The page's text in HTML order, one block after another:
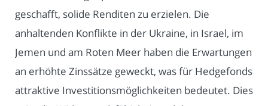
geschafft, solide Renditen zu erzielen. Die
anhaltenden Konflikte in der Ukraine, in Israel, im
Jemen und am Roten Meer haben die Erwartungen
an erhöhte Zinssätze geweckt, was für Hedgefonds
attraktive Investitionsmöglichkeiten bedeutet. Dies